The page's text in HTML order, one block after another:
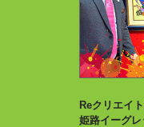
Reクリエイ
姫路イーグ